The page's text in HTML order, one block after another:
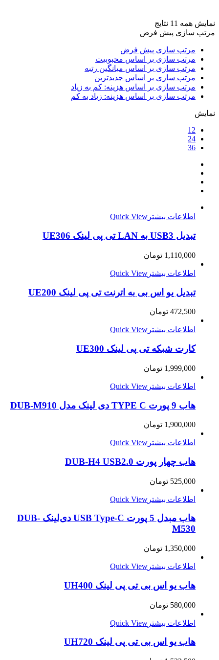
برند ها +
نمایش همه 11 نتایج
مرتب سازی پیش فرض
مرتب سازی پیش فرض
مرتب سازی بر اساس محبوبیت
مرتب سازی بر اساس میانگین رتبه
مرتب سازی بر اساس جدیدترین
مرتب سازی بر اساس هزینه: کم به زیاد
مرتب سازی بر اساس هزینه: زیاد به کم
نمایش
12
24
36
اطلاعات بیشتر Quick View
تبدیل USB3 به LAN تی پی لینک UE306
1,110,000 تومان
اطلاعات بیشتر Quick View
تبدیل یو اس بی به اترنت تی پی لینک UE200
472,500 تومان
اطلاعات بیشتر Quick View
کارت شبکه تی پی لینک UE300
1,999,000 تومان
اطلاعات بیشتر Quick View
هاب 9 پورت TYPE C دی لینک مدل DUB-M910
1,900,000 تومان
اطلاعات بیشتر Quick View
هاب چهار پورت DUB-H4 USB2.0
525,000 تومان
اطلاعات بیشتر Quick View
هاب مبدل 5 پورت USB Type-C دی‌لینک DUB-
M530
1,350,000 تومان
اطلاعات بیشتر Quick View
هاب یو اس بی تی پی لینک UH400
580,000 تومان
اطلاعات بیشتر Quick View
هاب یو اس بی تی پی لینک UH720